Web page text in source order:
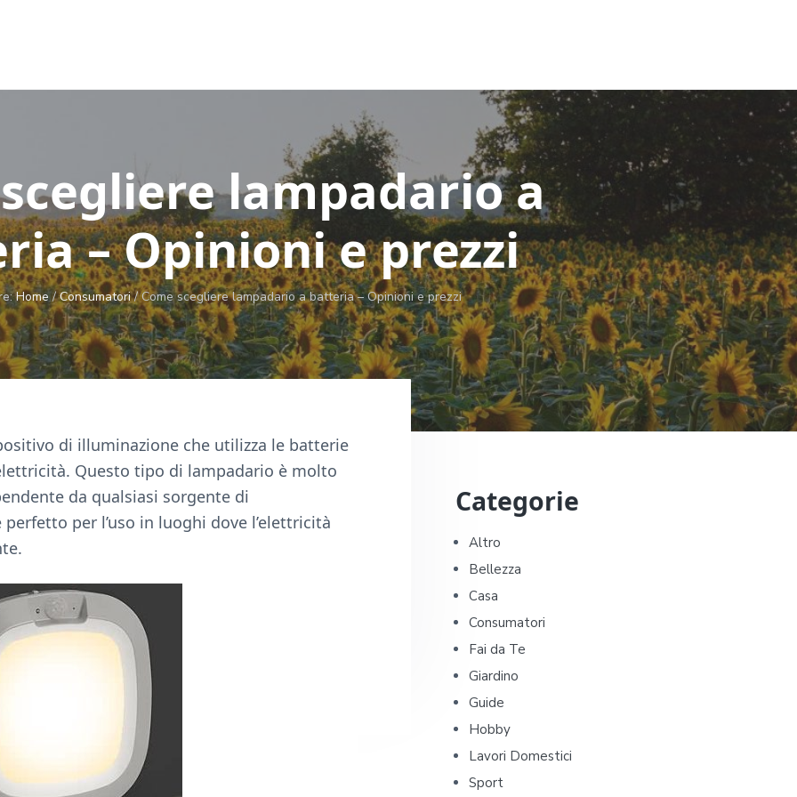
lampadario a
– Opinioni e prezzi
Home / Consumatori /Come scegliere lampadario a batteria – Opinioni e prezzi
di illuminazione che utilizza le batterie
Questo tipo di lampadario è molto
da qualsiasi sorgente di
per l’uso in luoghi dove l’elettricità
r
i
m
a
r
y
S
Categorie
Altro
Bellezza
Casa
Consumatori
Fai da Te
Giardino
Guide
Hobby
Lavori Domestici
Sport